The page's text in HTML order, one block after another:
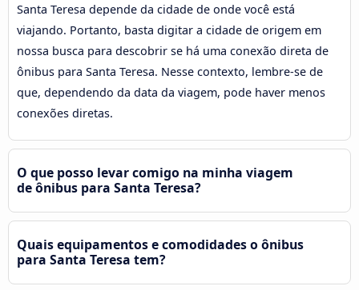
Santa Teresa depende da cidade de onde você está
viajando. Portanto, basta digitar a cidade de origem em
nossa busca para descobrir se há uma conexão direta de
ônibus para Santa Teresa. Nesse contexto, lembre-se de
que, dependendo da data da viagem, pode haver menos
conexões diretas.
O que posso levar comigo na minha viagem
de ônibus para Santa Teresa?
Quais equipamentos e comodidades o ônibus
para Santa Teresa tem?